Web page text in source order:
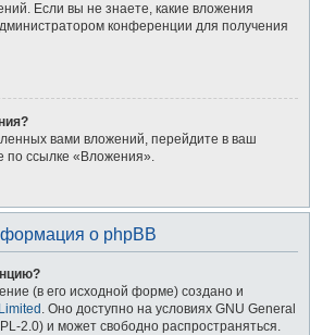
Если вы не знаете, какие вложения
конференции для получения
вами вложений, перейдите в ваш
по ссылке «Вложения».
о phpBB
(в его исходной форме) создано и
. Оно доступно на условиях GNU General
2.0) и может свободно распространяться.